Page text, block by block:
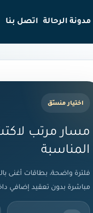
مدونة الرحالة اتصل بنا
اختيار منسّق
مسار مرتب
المناسبة
فلترة واضحة، بطاقات أغنى
مباشرة بدون تعقيد إضافي